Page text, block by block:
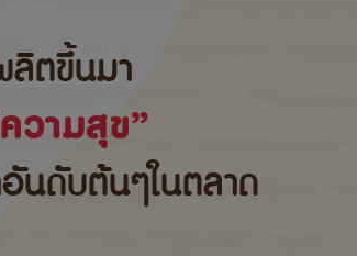
ลิตขึ้นมา
ามสุข”
นดับต้นๆในตลาด